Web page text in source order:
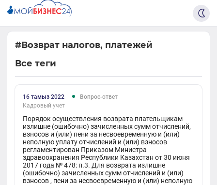
#Возврат налогов, платежей
Все теги
16 тамыз 2022
Вопрос-ответ
Кадровый учет
Порядок осуществления возврата плательщикам
излишне (ошибочно) зачисленных сумм отчислений,
взносов и (или) пени за несвоевременную и (или)
неполную уплату отчислений и (или) взносов
регламентирован Приказом Министра
здравоохранения Республики Казахстан от 30 июня
2017 года № 478: п.3. Для возврата излишне
(ошибочно) зачисленных сумм отчислений и (или)
взносов , пени за несвоевременную и (или) неполную